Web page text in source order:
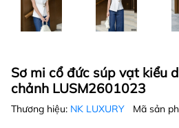
Sơ mi cổ đức súp vạt kiểu
chảnh LUSM2601023
Thương hiệu: NK LUXURY Mã sản